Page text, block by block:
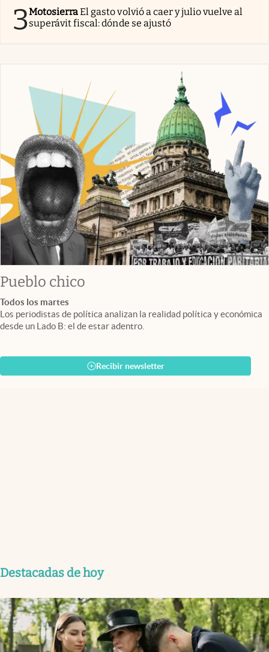
3MotosierraEl gasto volvió a caer y julio vuelve al
superávit fiscal: dónde se ajustó
Pueblo chico
Todos los martes
Los periodistas de política analizan la realidad política y económica
desde un Lado B: el de estar adentro.
Recibir newsletter
Destacadas de hoy